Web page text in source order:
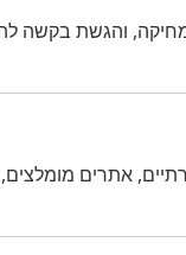
מחיקה, והגשת
אתרים